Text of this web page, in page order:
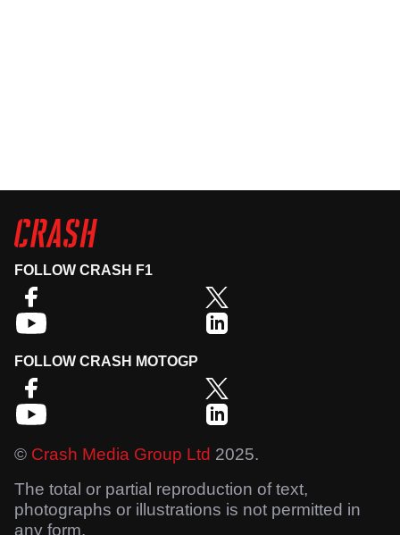
FOLLOW CRASH F1
FOLLOW CRASH MOTOGP
© Crash Media Group Ltd 2025.
The total or partial reproduction of text,
photographs or illustrations is not permitted in
any form.